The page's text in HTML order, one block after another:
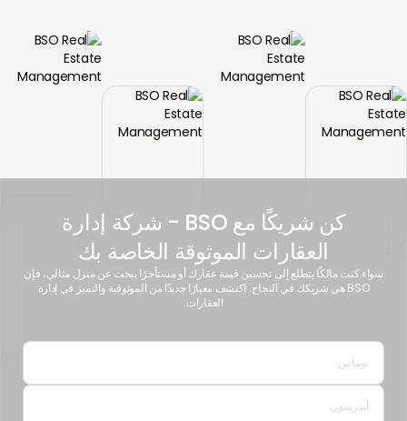
كن شريكًا مع BSO - شركة إدارة
العقارات الموثوقة الخاصة بك
سواء كنت مالكًا يتطلع إلى تحسين قيمة عقارك أو مستأجرًا يبحث عن منزل مثالي، فإن
BSO هي شريكك في النجاح. اكتشف معيارًا جديدًا من الموثوقية والتميز في إدارة
العقارات.